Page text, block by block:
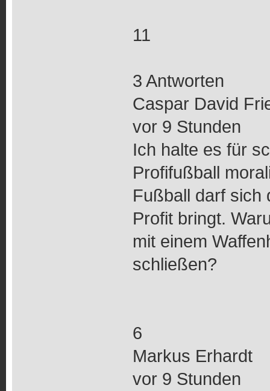
11
3 Antworten
Caspar David
vor 9 Stunden
Ich halte es für
Profifußball
Fußball darf sich
Profit bringt.
mit einem
schließen?
6
Markus Erhardt
vor 9 Stunden